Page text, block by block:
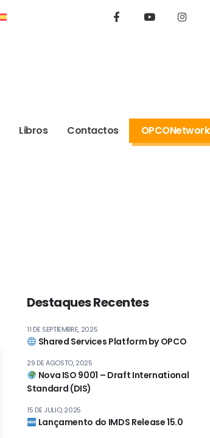
Libros Contactos OPCONetwork
Destaques Recentes
Shared Services Platform by OPCO
11 DE SEPTIEMBRE, 2025
Nova ISO 9001 – Draft International
Standard (DIS)
29 DE AGOSTO, 2025
Lançamento do IMDS Release 15.0
15 DE JULIO, 2025